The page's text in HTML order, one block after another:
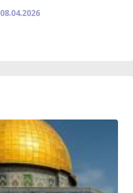
08.04.2026